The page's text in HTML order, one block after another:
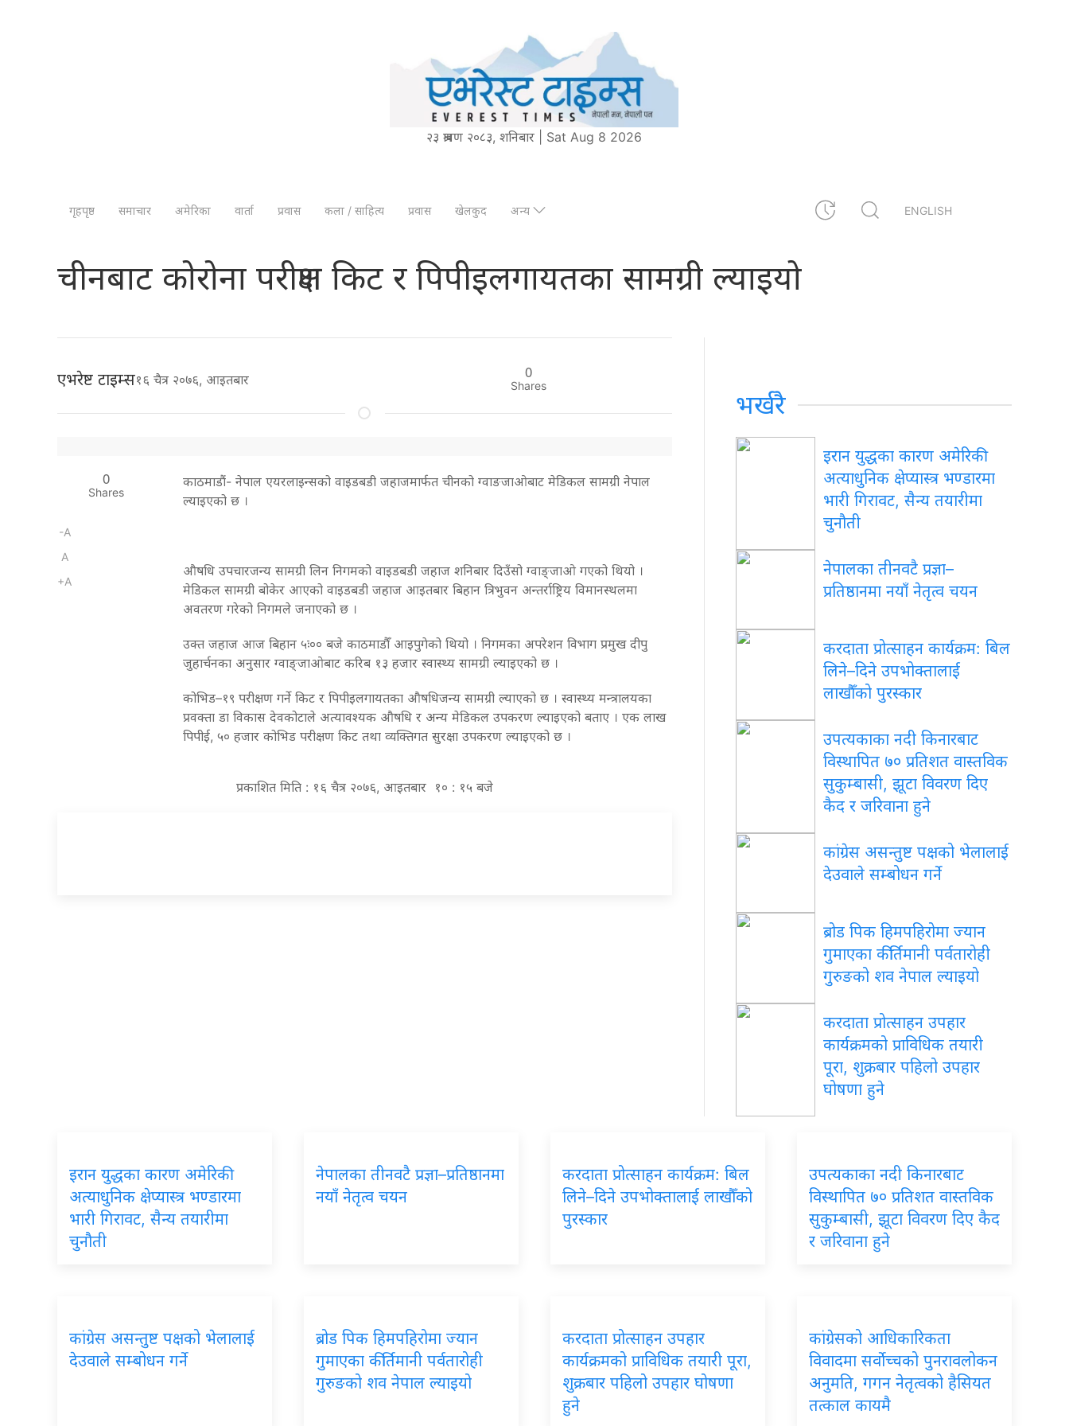
२३ श्रावण २०८३, शनिबार | Sat Aug 8 2026
गृहपृष्ठ समाचार अमेरिका वार्ता प्रवास कला / साहित्य प्रवास खेलकुद अन्य ENGLISH
चीनबाट काेराेना परीक्षण किट र पिपीइलगायतका सामग्री ल्याइयो
एभरेष्ट टाइम्स१६ चैत्र २०७६, आइतबार 0
Shares
0
Shares
-A
A
+A
काठमाडाैं- नेपाल एयरलाइन्सको वाइडबडी जहाजमार्फत चीनको ग्वाङजाओबाट मेडिकल सामग्री नेपाल
ल्याइएको छ ।
औषधि उपचारजन्य सामग्री लिन निगमको वाइडबडी जहाज शनिबार दिउँसो ग्वाङ्जाओ गएको थियो ।
मेडिकल सामग्री बोकेर आएको वाइडबडी जहाज आइतबार बिहान त्रिभुवन अन्तर्राष्ट्रिय विमानस्थलमा
अवतरण गरेको निगमले जनाएको छ ।
उक्त जहाज आज बिहान ५ः०० बजे काठमाडौँ आइपुगेको थियो । निगमका अपरेशन विभाग प्रमुख दीपु
जुहार्चनका अनुसार ग्वाङ्जाओबाट करिब १३ हजार स्वास्थ्य सामग्री ल्याइएको छ ।
कोभिड–१९ परीक्षण गर्ने किट र पिपीइलगायतका औषधिजन्य सामग्री ल्याएको छ । स्वास्थ्य मन्त्रालयका
प्रवक्ता डा विकास देवकोटाले अत्यावश्यक औषधि र अन्य मेडिकल उपकरण ल्याइएको बताए । एक लाख
पिपीई, ५० हजार कोभिड परीक्षण किट तथा व्यक्तिगत सुरक्षा उपकरण ल्याइएको छ ।
प्रकाशित मिति : १६ चैत्र २०७६, आइतबार १० : १५ बजे
भर्खरै
इरान युद्धका कारण अमेरिकी
अत्याधुनिक क्षेप्यास्त्र भण्डारमा
भारी गिरावट, सैन्य तयारीमा
चुनौती
नेपालका तीनवटै प्रज्ञा–
प्रतिष्ठानमा नयाँ नेतृत्व चयन
करदाता प्रोत्साहन कार्यक्रम: बिल
लिने–दिने उपभोक्तालाई
लाखौँको पुरस्कार
उपत्यकाका नदी किनारबाट
विस्थापित ७० प्रतिशत वास्तविक
सुकुम्बासी, झूटा विवरण दिए
कैद र जरिवाना हुने
कांग्रेस असन्तुष्ट पक्षको भेलालाई
देउवाले सम्बोधन गर्ने
ब्रोड पिक हिमपहिरोमा ज्यान
गुमाएका कीर्तिमानी पर्वतारोही
गुरुङको शव नेपाल ल्याइयो
करदाता प्रोत्साहन उपहार
कार्यक्रमको प्राविधिक तयारी
पूरा, शुक्रबार पहिलो उपहार
घोषणा हुने
इरान युद्धका कारण अमेरिकी
अत्याधुनिक क्षेप्यास्त्र भण्डारमा
भारी गिरावट, सैन्य तयारीमा
चुनौती
नेपालका तीनवटै प्रज्ञा–प्रतिष्ठानमा
नयाँ नेतृत्व चयन
करदाता प्रोत्साहन कार्यक्रम: बिल
लिने–दिने उपभोक्तालाई लाखौँको
पुरस्कार
उपत्यकाका नदी किनारबाट
विस्थापित ७० प्रतिशत वास्तविक
सुकुम्बासी, झूटा विवरण दिए कैद
र जरिवाना हुने
कांग्रेस असन्तुष्ट पक्षको भेलालाई
देउवाले सम्बोधन गर्ने
ब्रोड पिक हिमपहिरोमा ज्यान
गुमाएका कीर्तिमानी पर्वतारोही
गुरुङको शव नेपाल ल्याइयो
करदाता प्रोत्साहन उपहार
कार्यक्रमको प्राविधिक तयारी पूरा,
शुक्रबार पहिलो उपहार घोषणा
हुने
कांग्रेसको आधिकारिकता
विवादमा सर्वोच्चको पुनरावलोकन
अनुमति, गगन नेतृत्वको हैसियत
तत्काल कायमै